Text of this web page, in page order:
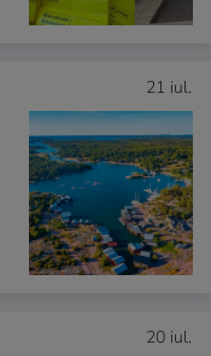
21 iul.
20 iul.